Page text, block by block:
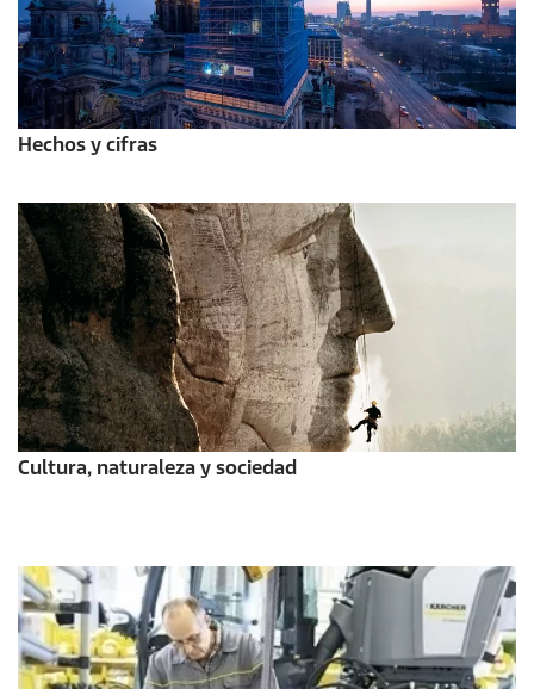
Hechos y cifras
Cultura, naturaleza y sociedad